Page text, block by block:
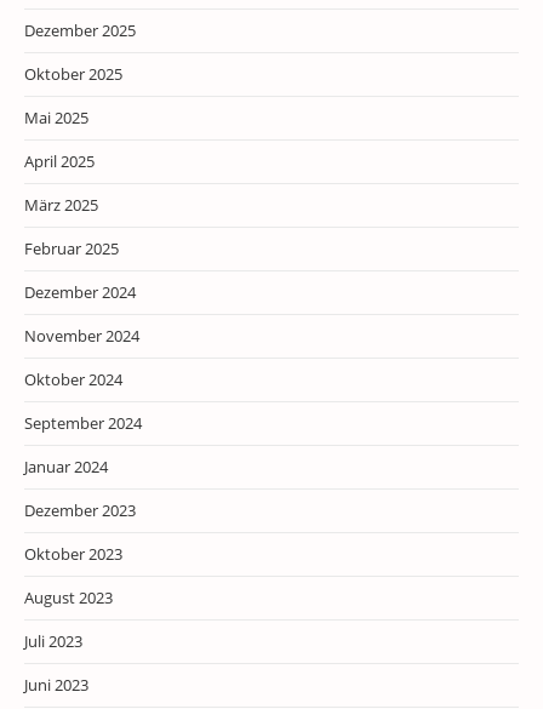
Dezember 2025
Oktober 2025
Mai 2025
April 2025
März 2025
Februar 2025
Dezember 2024
November 2024
Oktober 2024
September 2024
Januar 2024
Dezember 2023
Oktober 2023
August 2023
Juli 2023
Juni 2023